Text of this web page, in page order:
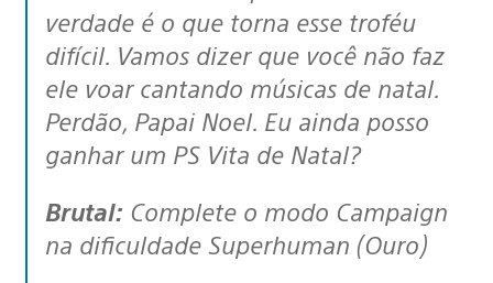
verdade é o que torna esse troféu
difícil. Vamos dizer que você não faz
ele voar cantando músicas de natal.
Perdão, Papai Noel. Eu ainda posso
ganhar um PS Vita de Natal?
Brutal: Complete o modo Campaign
na dificuldade Superhuman (Ouro)